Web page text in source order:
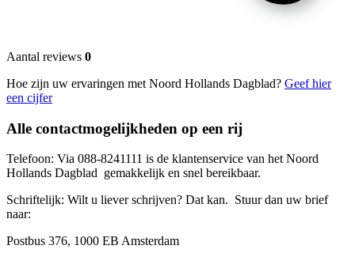
Aantal reviews 0
Hoe zijn uw ervaringen met Noord Hollands Dagblad? Geef hier
een cijfer
Alle contactmogelijkheden op een rij
Telefoon: Via 088-8241111 is de klantenservice van het Noord
Hollands Dagblad gemakkelijk en snel bereikbaar.
Schriftelijk: Wilt u liever schrijven? Dat kan. Stuur dan uw brief
naar:
Postbus 376, 1000 EB Amsterdam